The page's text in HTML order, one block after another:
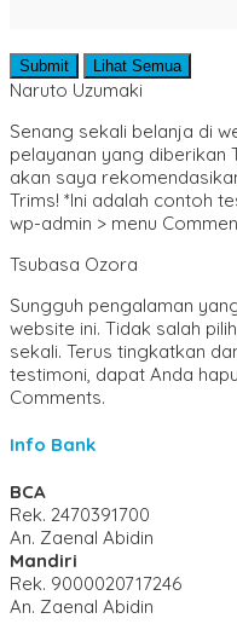
Submit Lihat Semua
Naruto Uzumaki
Senang sekali belanja di
pelayanan yang diberikan
akan saya
Trims! *Ini adalah contoh
wp-admin > menu
Tsubasa Ozora
Sungguh pengalaman
website ini. Tidak salah
sekali. Terus tingkatkan
testimoni, dapat Anda
Comments.
Info Bank
BCA
Rek. 2470391700
An. Zaenal Abidin
Mandiri
Rek. 9000020717246
An. Zaenal Abidin